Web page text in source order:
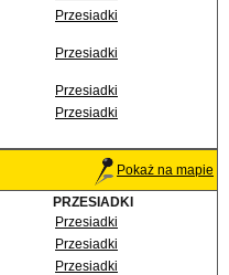
Przesiadki
Przesiadki
Przesiadki
Przesiadki
Pokaż na mapie
PRZESIADKI
Przesiadki
Przesiadki
Przesiadki